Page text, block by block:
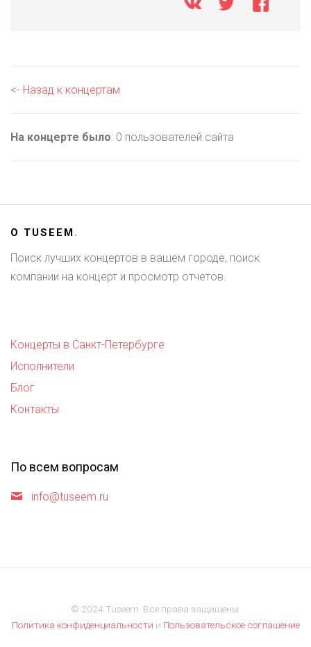
<- Назад к концертам
На концерте было: 0 пользователей сайта
О TUSEEM.
Поиск лучших концертов в вашем городе, поиск
компании на концерт и просмотр отчетов.
Концерты в Санкт-Петербурге
Исполнители
Блог
Контакты
По всем вопросам
info@tuseem.ru
© 2024 Tuseem. Все права защищены.
Политика конфиденциальности и Пользовательское соглашение